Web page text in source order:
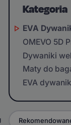
Kategoria
EVA
OMEVO 5D
Dywaniki
Maty do
EVA